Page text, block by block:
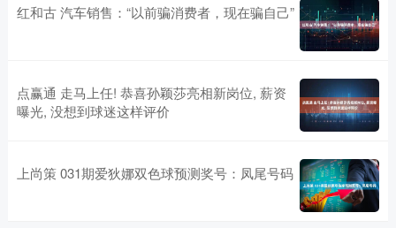
红和古 汽车销售：“以前骗消费者，现在骗自己”
点赢通 走马上任! 恭喜孙颖莎亮相新岗位, 薪资
曝光, 没想到球迷这样评价
上尚策 031期爱狄娜双色球预测奖号：凤尾号码